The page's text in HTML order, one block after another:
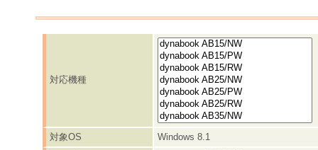
対応機種
対象OS
Windows 8.1